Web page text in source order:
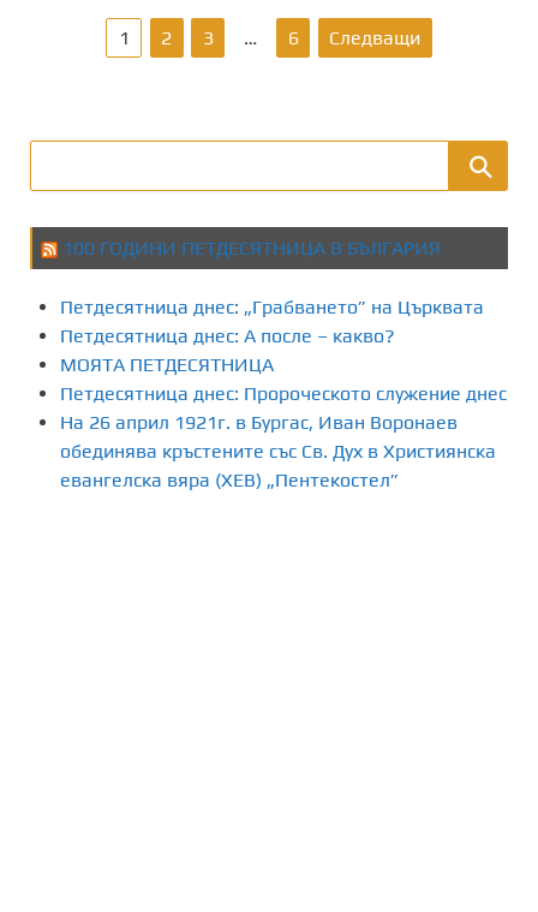
з
д
е
я
н
е
1 2 3 … 6 Следващи
100 ГОДИНИ ПЕТДЕСЯТНИЦА В БЪЛГАРИЯ
Петдесятница днес: „Грабването” на Църквата
Петдесятница днес: А после – какво?
МОЯТА ПЕТДЕСЯТНИЦА
Петдесятница днес: Пророческото служение днес
На 26 април 1921г. в Бургас, Иван Воронаев
обединява кръстените със Св. Дух в Християнска
евангелска вяра (ХЕВ) „Пентекостел”